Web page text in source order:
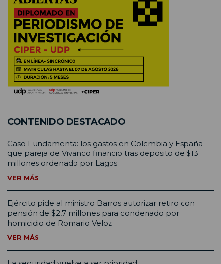
CONTENIDO DESTACADO
Caso Fundamenta: los gastos en Colombia y España
que pareja de Vivanco financió tras depósito de $13
millones ordenado por Lagos
VER MÁS
Ejército pide al ministro Barros autorizar retiro con
pensión de $2,7 millones para condenado por
homicidio de Romario Veloz
VER MÁS